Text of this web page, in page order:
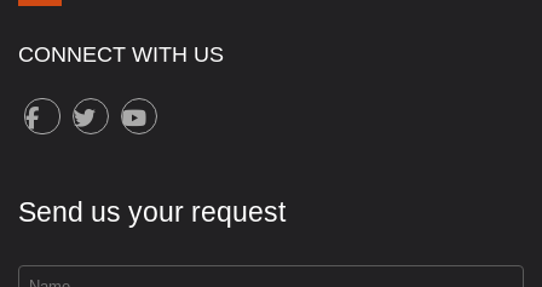
CONNECT WITH US
Send us your request